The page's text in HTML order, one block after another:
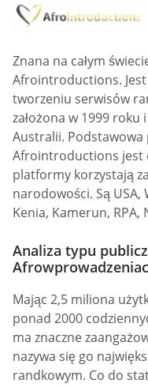
Znana na całym
Afrointroductions.
tworzeniu serwisów
założona w 1999 roku
Australii.
Afrointroductions jest
platformy korzystają
narodowości. Są USA,
Kenia, Kamerun,
Analiza typu
Mając 2,5 miliona
ponad 2000
ma znaczne
nazywa się go
randkowym. Co do